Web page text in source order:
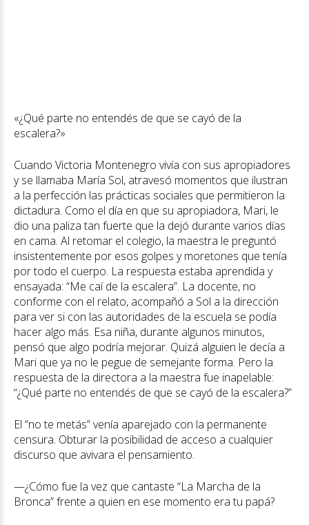
«¿Qué parte no entendés de que se cayó de la
escalera?»
Cuando Victoria Montenegro vivía con sus apropiadores
y se llamaba María Sol, atravesó momentos que ilustran
a la perfección las prácticas sociales que permitieron la
dictadura. Como el día en que su apropiadora, Mari, le
dio una paliza tan fuerte que la dejó durante varios días
en cama. Al retomar el colegio, la maestra le preguntó
insistentemente por esos golpes y moretones que tenía
por todo el cuerpo. La respuesta estaba aprendida y
ensayada: “Me caí de la escalera”. La docente, no
conforme con el relato, acompañó a Sol a la dirección
para ver si con las autoridades de la escuela se podía
hacer algo más. Esa niña, durante algunos minutos,
pensó que algo podría mejorar. Quizá alguien le decía a
Mari que ya no le pegue de semejante forma. Pero la
respuesta de la directora a la maestra fue inapelable:
“¿Qué parte no entendés de que se cayó de la escalera?”
El “no te metás” venía aparejado con la permanente
censura. Obturar la posibilidad de acceso a cualquier
discurso que avivara el pensamiento.
—¿Cómo fue la vez que cantaste “La Marcha de la
Bronca” frente a quien en ese momento era tu papá?